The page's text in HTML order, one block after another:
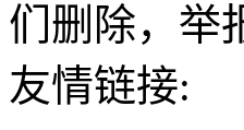
们删除，举
友情链接: